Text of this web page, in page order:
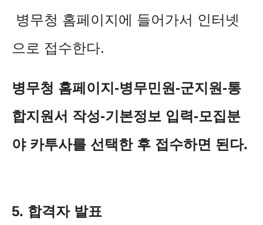
병무청 홈페이지에 들어가서 인터넷
으로 접수한다.
병무청 홈페이지-병무민원-군지원-통
합지원서 작성-기본정보 입력-모집분
야 카투사를 선택한 후 접수하면 된다.
5. 합격자 발표